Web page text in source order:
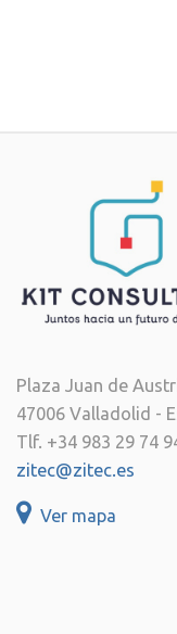
Plaza Juan de
47006 Valladolid -
Tlf. +34 983 29 74
zitec@zitec.es
Ver mapa